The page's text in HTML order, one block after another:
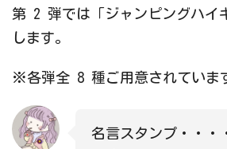
第 2 弾では「ジャンピングハイ
します。
※各弾全 8 種ご用意されていま
名言スタンプ・・